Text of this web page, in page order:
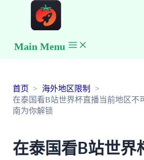
Main Menu
首页
海外地区限制
在泰国看B站世界杯直播当前地区不
南为你解锁
在泰国看B站世界